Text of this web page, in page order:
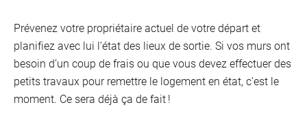
Prévenez votre propriétaire actuel de votre départ et
planifiez avec lui l’état des lieux de sortie. Si vos murs ont
besoin d’un coup de frais ou que vous devez effectuer des
petits travaux pour remettre le logement en état, c’est le
moment. Ce sera déjà ça de fait !